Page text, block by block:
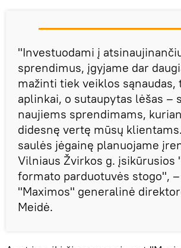
"Investuodami į
sprendimus, įgyjame dar
mažinti tiek veiklos sąnaudas,
aplinkai, o sutaupytas lėšas –
naujiems sprendimams,
didesnę vertę mūsų
saulės jėgainę planuojame
Vilniaus Žvirkos g. įsikūrusios
formato parduotuvės stogo", –
"Maximos" generalinė
Meidė.